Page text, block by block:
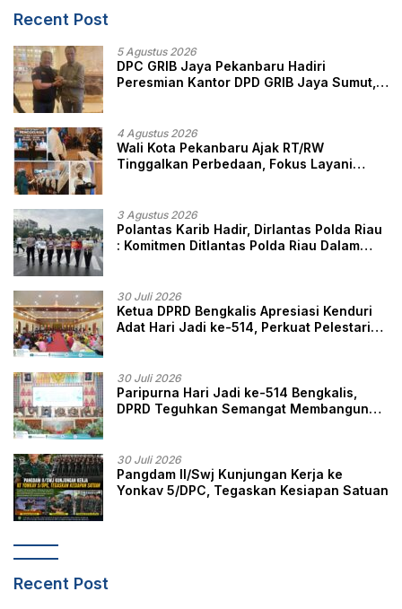
Recent Post
5 Agustus 2026
DPC GRIB Jaya Pekanbaru Hadiri
Peresmian Kantor DPD GRIB Jaya Sumut,
4 Agustus 2026
Wali Kota Pekanbaru Ajak RT/RW
Tinggalkan Perbedaan, Fokus Layani
3 Agustus 2026
Polantas Karib Hadir, Dirlantas Polda Riau
: Komitmen Ditlantas Polda Riau Dalam
30 Juli 2026
Ketua DPRD Bengkalis Apresiasi Kenduri
Adat Hari Jadi ke-514, Perkuat Pelestarian
30 Juli 2026
Paripurna Hari Jadi ke-514 Bengkalis,
DPRD Teguhkan Semangat Membangun
30 Juli 2026
Pangdam II/Swj Kunjungan Kerja ke
Yonkav 5/DPC, Tegaskan Kesiapan Satuan
Recent Post